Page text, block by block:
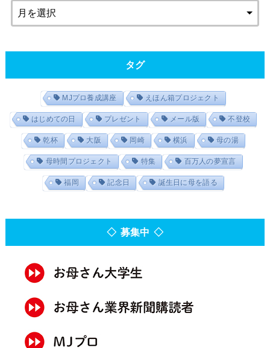
タグ
MJプロ養成講座 えほん箱プロジェクト
はじめての日 プレゼント メール版 不登校
乾杯 大阪 岡崎 横浜 母の湯
母時間プロジェクト 特集 百万人の夢宣言
福岡 記念日 誕生日に母を語る
◇ 募集中 ◇